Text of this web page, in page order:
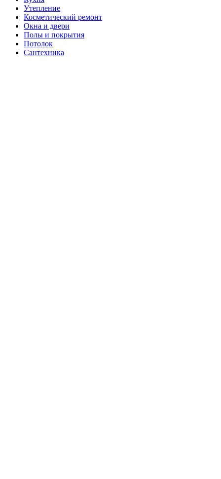
Утепление
Косметический ремонт
Окна и двери
Полы и покрытия
Потолок
Сантехника